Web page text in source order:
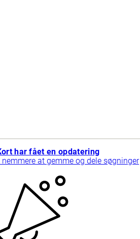
har fået en opdatering
nemmere at gemme og dele søgninger